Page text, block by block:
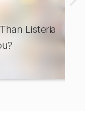
Listeria